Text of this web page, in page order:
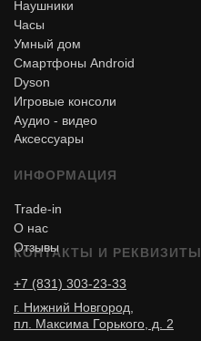
ИНФОРМАЦИЯ
КОНТАКТЫ И РЕКВИЗИТЫ
Отзывы
О нас
Trade-in
Наушники
Часы
Смартфоны Android
Dyson
Умный дом
Игровые консоли
Аудио - видео
Аксессуары
г. Нижний Новгород,
пл. Максима Горького, д. 2
+7 (831) 303-23-33